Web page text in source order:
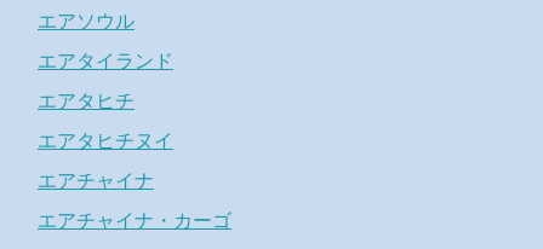
エアソウル
エアタイランド
エアタヒチ
エアタヒチヌイ
エアチャイナ
エアチャイナ・カーゴ